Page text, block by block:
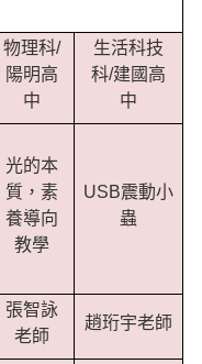
物理科/
陽明高
中
生活科技
科/建國高
中
光的本
質，素
養導向
教學
USB震動小
蟲
張智詠
老師
趙珩宇老師